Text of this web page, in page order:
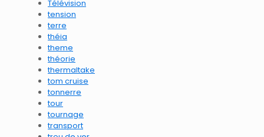
Télévision
tension
terre
théia
theme
théorie
thermaltake
tom cruise
tonnerre
tour
tournage
transport